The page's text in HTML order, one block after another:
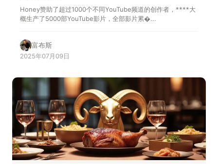
Honey赞助了超过1000个不同YouTube频道的创作者，****大
概生产了5000部YouTube影片，全部影片累�...
富布斯
2025年07月09日